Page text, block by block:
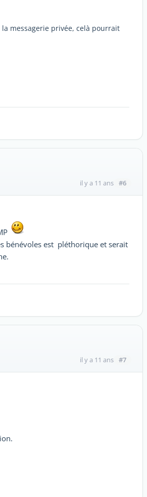
messagerie privée, celà pourrait
il y a 11 ans #6
bénévoles est pléthorique et serait
il y a 11 ans #7